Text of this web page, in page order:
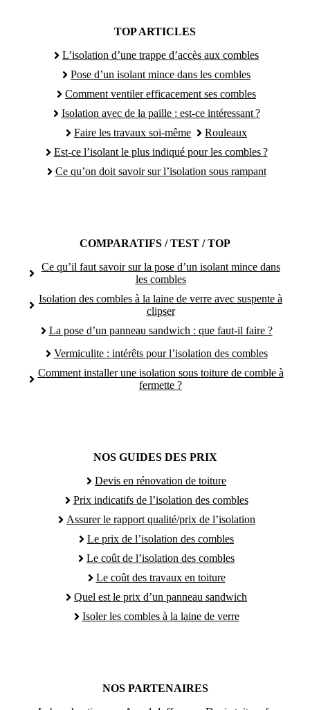
TOP ARTICLES
L’isolation d’une trappe d’accès aux combles
Pose d’un isolant mince dans les combles
Comment ventiler efficacement ses combles
Isolation avec de la paille : est-ce intéressant ?
Faire les travaux soi-même
Rouleaux
Est-ce l’isolant le plus indiqué pour les combles ?
Ce qu’on doit savoir sur l’isolation sous rampant
COMPARATIFS / TEST / TOP
Ce qu’il faut savoir sur la pose d’un isolant mince dans
les combles
Isolation des combles à la laine de verre avec suspente à
clipser
La pose d’un panneau sandwich : que faut-il faire ?
Vermiculite : intérêts pour l’isolation des combles
Comment installer une isolation sous toiture de comble à
fermette ?
NOS GUIDES DES PRIX
Devis en rénovation de toiture
Prix indicatifs de l’isolation des combles
Assurer le rapport qualité/prix de l’isolation
Le prix de l’isolation des combles
Le coût de l’isolation des combles
Le coût des travaux en toiture
Quel est le prix d’un panneau sandwich
Isoler les combles à la laine de verre
NOS PARTENAIRES